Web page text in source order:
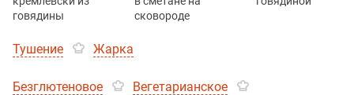
говядины
сковороде
Тушение Жарка
Безглютеновое
Вегетарианское